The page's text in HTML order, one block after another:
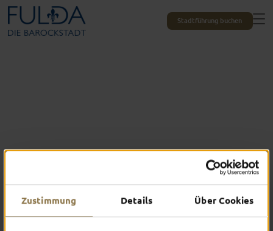
Zustimmung Details Über Cookies
Stadtführung buchen